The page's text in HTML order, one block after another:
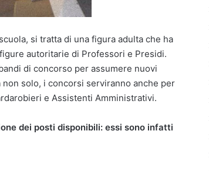
si tratta di una figura adulta che ha
autoritarie di Professori e Presidi.
di concorso per assumere nuovi
solo, i concorsi serviranno anche per
e Assistenti Amministrativi.
dei posti disponibili: essi sono infatti